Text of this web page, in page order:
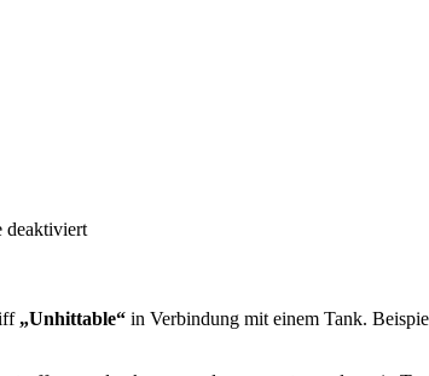
deaktiviertfür
Krieger
„Unhittable“ in Verbindung mit einem Tank.